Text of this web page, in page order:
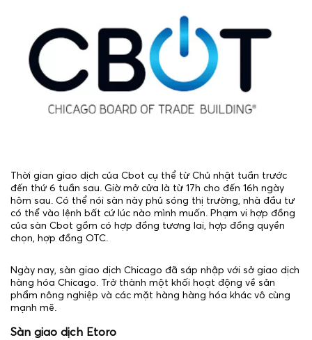
Thời gian giao dịch của Cbot cụ thể từ Chủ nhật tuần trước
đến thứ 6 tuần sau. Giờ mở cửa là từ 17h cho đến 16h ngày
hôm sau. Có thể nói sàn này phủ sóng thị trường, nhà đầu tư
có thể vào lệnh bất cứ lúc nào mình muốn. Phạm vi hợp đồng
của sàn Cbot gồm có hợp đồng tương lai, hợp đồng quyền
chọn, hợp đồng OTC.
Ngày nay, sàn giao dịch Chicago đã sáp nhập với sở giao dịch
hàng hóa Chicago. Trở thành một khối hoạt động về sản
phẩm nông nghiệp và các mặt hàng hàng hóa khác vô cùng
mạnh mẽ.
Sàn giao dịch Etoro